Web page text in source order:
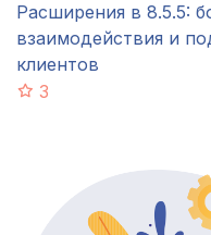
Расширения в 8.5.5:
взаимодействия и
клиентов
3